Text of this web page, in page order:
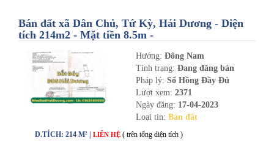
Bán đất xã Dân Chủ, Tứ Kỳ, Hải Dương - Diện
tích 214m2 - Mặt tiền 8.5m -
Hướng: Đông Nam
Tình trạng: Đang đăng bán
Pháp lý: Sổ Hồng Đầy Đủ
Lượt xem: 2371
Ngày đăng: 17-04-2023
Loại tin: Bán đất
D.TÍCH: 214 M² | LIÊN HỆ ( trên tổng diện tích )